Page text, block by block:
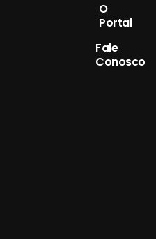
O
Portal
Fale
Conosco